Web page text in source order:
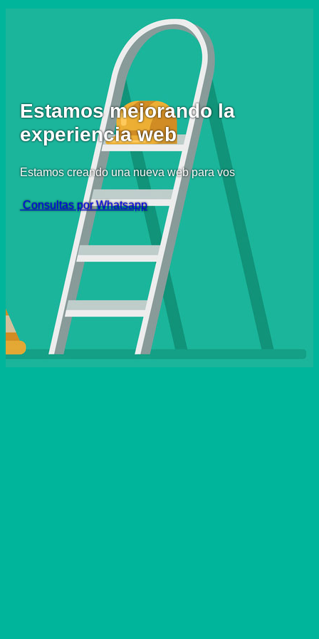
Estamos mejorando la
experiencia web
Estamos creando una nueva web para vos
Consultas por Whatsapp